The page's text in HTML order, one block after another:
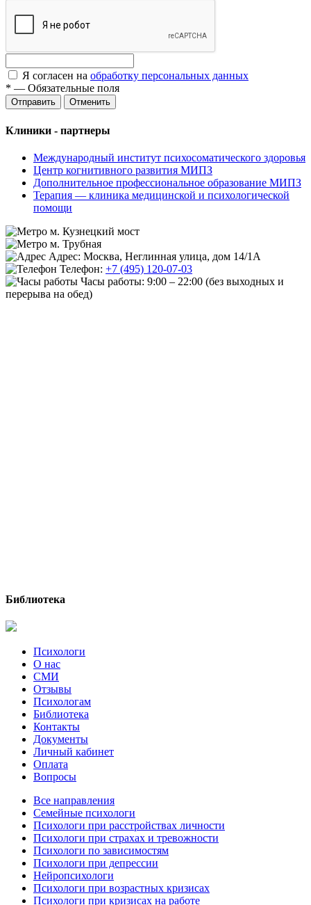
Я согласен на обработку персональных данных
* — Обязательные поля
Отменить
Клиники - партнеры
Международный институт психосоматического здоровья
Центр когнитивного развития МИПЗ
Дополнительное профессиональное образование МИПЗ
Терапия — клиника медицинской и психологической
помощи
м. Кузнецкий мост
м. Трубная
Адрес: Москва, Неглинная улица, дом 14/1А
Телефон: +7 (495) 120-07-03
Часы работы: 9:00 – 22:00 (без выходных и
перерыва на обед)
Библиотека
Психологи
О нас
СМИ
Отзывы
Психологам
Библиотека
Контакты
Документы
Личный кабинет
Оплата
Вопросы
Все направления
Семейные психологи
Психологи при расстройствах личности
Психологи при страхах и тревожности
Психологи по зависимостям
Психологи при депрессии
Нейропсихологи
Психологи при возрастных кризисах
Психологи при кризисах на работе